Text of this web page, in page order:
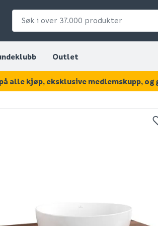
Outlet
KAN DISSE VÆRE AV
på alle kjøp, eksklusive medlemskupp,